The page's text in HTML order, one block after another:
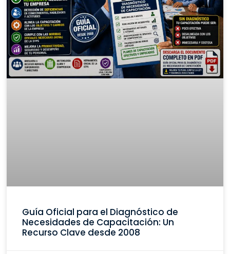
Guía Oficial para el Diagnóstico de
Necesidades de Capacitación: Un
Recurso Clave desde 2008